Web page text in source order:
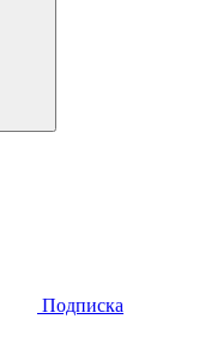
Подписка